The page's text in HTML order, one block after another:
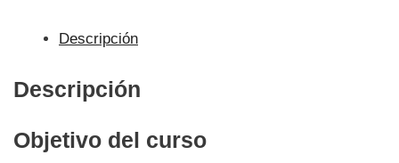
Descripción
Descripción
Objetivo del curso